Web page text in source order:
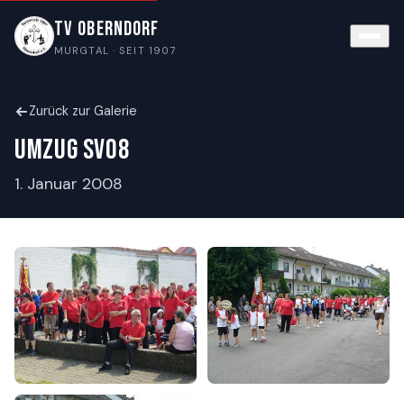
TV Oberndorf
MURGTAL · SEIT 1907
Zurück zur Galerie
Umzug SV08
1. Januar 2008